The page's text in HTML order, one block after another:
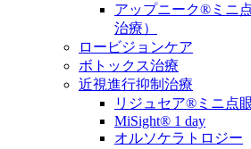
アップニーク®ミニ
治療）
ロービジョンケア
ボトックス治療
近視進行抑制治療
リジュセア®ミニ点
MiSight® 1 day
オルソケラトロジー